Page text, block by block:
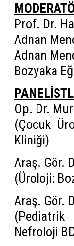
Prof. Dr.
Adnan
Adnan
Bozyaka
Op. Dr.
(Çocuk
Kliniği)
Araş. Gör.
(Üroloji:
Araş. Gör.
Nefroloji